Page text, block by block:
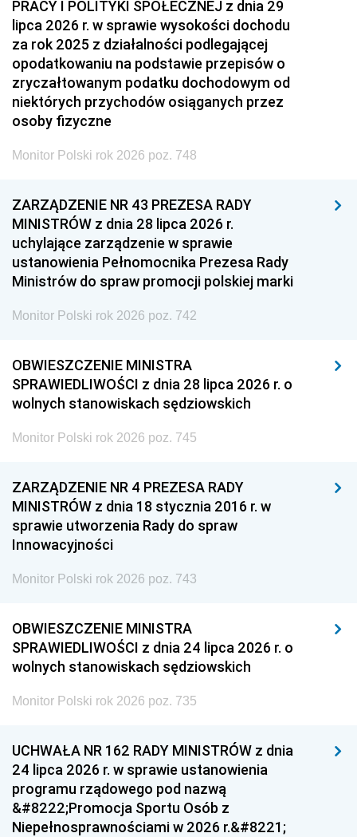
PRACY I POLITYKI SPOŁECZNEJ z dnia 29
lipca 2026 r. w sprawie wysokości dochodu
za rok 2025 z działalności podlegającej
opodatkowaniu na podstawie przepisów o
zryczałtowanym podatku dochodowym od
niektórych przychodów osiąganych przez
osoby fizyczne
Monitor Polski rok 2026 poz. 748
ZARZĄDZENIE NR 43 PREZESA RADY
MINISTRÓW z dnia 28 lipca 2026 r.
uchylające zarządzenie w sprawie
ustanowienia Pełnomocnika Prezesa Rady
Ministrów do spraw promocji polskiej marki
Monitor Polski rok 2026 poz. 742
OBWIESZCZENIE MINISTRA
SPRAWIEDLIWOŚCI z dnia 28 lipca 2026 r. o
wolnych stanowiskach sędziowskich
Monitor Polski rok 2026 poz. 745
ZARZĄDZENIE NR 4 PREZESA RADY
MINISTRÓW z dnia 18 stycznia 2016 r. w
sprawie utworzenia Rady do spraw
Innowacyjności
Monitor Polski rok 2026 poz. 743
OBWIESZCZENIE MINISTRA
SPRAWIEDLIWOŚCI z dnia 24 lipca 2026 r. o
wolnych stanowiskach sędziowskich
Monitor Polski rok 2026 poz. 735
UCHWAŁA NR 162 RADY MINISTRÓW z dnia
24 lipca 2026 r. w sprawie ustanowienia
programu rządowego pod nazwą
&#8222;Promocja Sportu Osób z
Niepełnosprawnościami w 2026 r.&#8221;